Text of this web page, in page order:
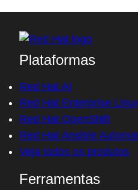
Plataformas
Red Hat AI
Red Hat Enterprise
Red Hat OpenShift
Red Hat Ansible
Veja todos os produtos
Ferramentas